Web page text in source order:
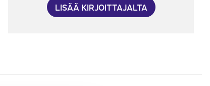
LISÄÄ KIRJOITTAJALTA